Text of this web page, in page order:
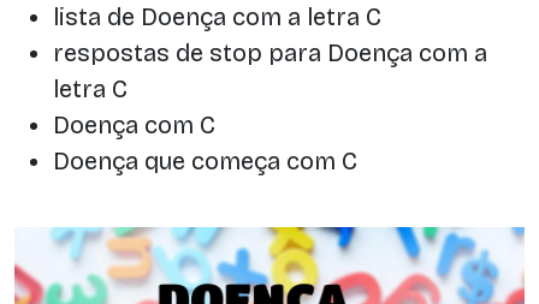
lista de Doença com a letra C
respostas de stop para Doença com a
letra C
Doença com C
Doença que começa com C